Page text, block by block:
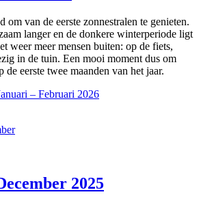
van de eerste zonnestralen te genieten.
langer en de donkere winterperiode ligt
weer meer mensen buiten: op de fiets,
in de tuin. Een mooi moment dus om
eerste twee maanden van het jaar.
– Februari 2026
2025